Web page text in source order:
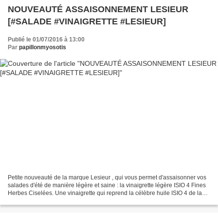
NOUVEAUTÉ ASSAISONNEMENT LESIEUR
[#SALADE #VINAIGRETTE #LESIEUR]
Publié le 01/07/2016 à 13:00
Par papillonmyosotis
Petite nouveauté de la marque Lesieur , qui vous permet d'assaisonner vos
salades d'été de manière légère et saine : la vinaigrette légère ISIO 4 Fines
Herbes Ciselées. Une vinaigrette qui reprend la célèbre huile ISIO 4 de la